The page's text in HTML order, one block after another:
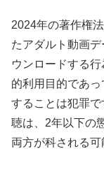
2024年の著作権
たアダルト動画
ウンロードする
的利用目的であ
することは犯罪
聴は、2年以下の
両方が科される可